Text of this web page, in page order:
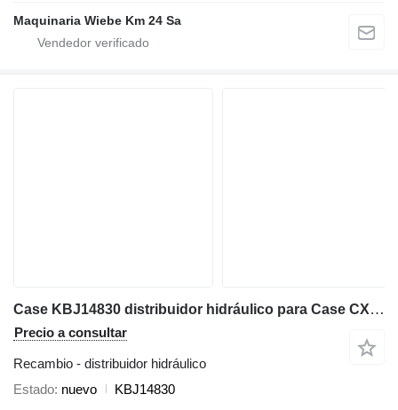
Maquinaria Wiebe Km 24 Sa
Case KBJ14830 distribuidor hidráulico para Case CX300C excavadora
Precio a consultar
Recambio - distribuidor hidráulico
Estado nuevo
KBJ14830